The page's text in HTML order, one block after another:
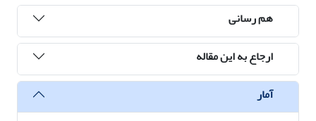
هم رسانی
ارجاع به این مقاله
آمار